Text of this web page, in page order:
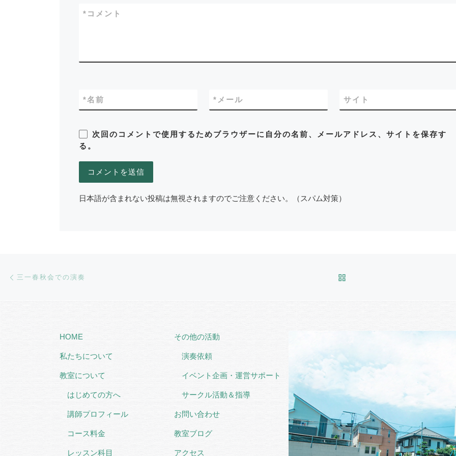
コメント
*
名前
* メール
* サイト
次回のコメントで使用するためブラウザーに自分の名前、メールアドレス、サイトを保存す
る。
日本語が含まれない投稿は無視されますのでご注意ください。（スパム対策）
Post navigation
三一春秋会での演奏
HOME
私たちについて
教室について
はじめての方へ
講師プロフィール
コース料金
レッスン科目
その他の活動
演奏依頼
イベント企画・運営サポート
サークル活動＆指導
お問い合わせ
教室ブログ
アクセス